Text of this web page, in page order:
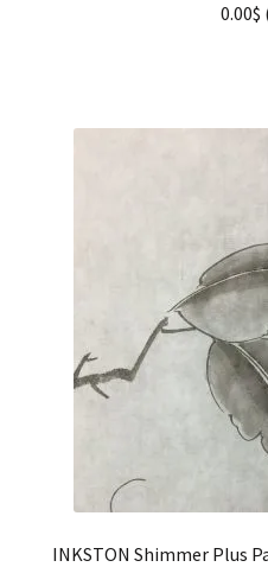
0.00$
INKSTON Shimmer Plus